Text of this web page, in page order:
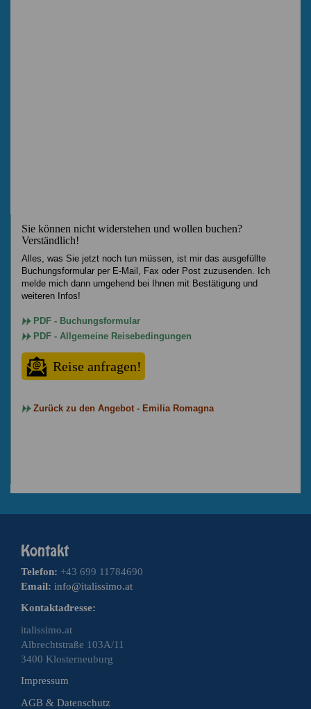
Sie können nicht widerstehen und wollen buchen?
Verständlich!
Alles, was Sie jetzt noch tun müssen, ist mir das ausgefüllte
Buchungsformular per E-Mail, Fax oder Post zuzusenden. Ich
melde mich dann umgehend bei Ihnen mit Bestätigung und
weiteren Infos!
PDF - Buchungsformular
PDF - Allgemeine Reisebedingungen
Reise anfragen!
Zurück zu den Angebot - Emilia Romagna
Telefon: +43 699 11784690
Email: info@italissimo.at
Kontaktadresse:
italissimo.at
Albrechtstraße 103A/11
3400 Klosterneuburg
Impressum
AGB & Datenschutz